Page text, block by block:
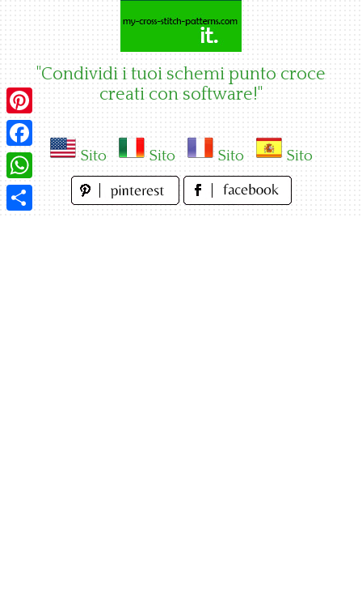
"Condividi i tuoi schemi punto croce
creati con software!"
Sito Sito Sito Sito
Pinterest
Facebook
WhatsApp